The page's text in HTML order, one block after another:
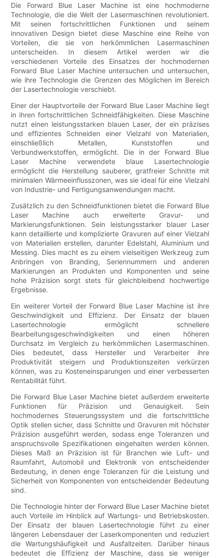
Die Forward Blue Laser Machine ist eine hochmoderne
Technologie, die die Welt der Lasermaschinen revolutioniert.
Mit seinen fortschrittlichen Funktionen und seinem
innovativen Design bietet diese Maschine eine Reihe von
Vorteilen, die sie von herkömmlichen Lasermaschinen
unterscheiden. In diesem Artikel werden wir die
verschiedenen Vorteile des Einsatzes der hochmodernen
Forward Blue Laser Machine untersuchen und untersuchen,
wie ihre Technologie die Grenzen des Möglichen im Bereich
der Lasertechnologie verschiebt.
Einer der Hauptvorteile der Forward Blue Laser Machine liegt
in ihren fortschrittlichen Schneidfähigkeiten. Diese Maschine
nutzt einen leistungsstarken blauen Laser, der ein präzises
und effizientes Schneiden einer Vielzahl von Materialien,
einschließlich Metallen, Kunststoffen und
Verbundwerkstoffen, ermöglicht. Die in der Forward Blue
Laser Machine verwendete blaue Lasertechnologie
ermöglicht die Herstellung sauberer, gratfreier Schnitte mit
minimalen Wärmeeinflusszonen, was sie ideal für eine Vielzahl
von Industrie- und Fertigungsanwendungen macht.
Zusätzlich zu den Schneidfunktionen bietet die Forward Blue
Laser Machine auch erweiterte Gravur- und
Markierungsfunktionen. Sein leistungsstarker blauer Laser
kann detaillierte und komplizierte Gravuren auf einer Vielzahl
von Materialien erstellen, darunter Edelstahl, Aluminium und
Messing. Dies macht es zu einem vielseitigen Werkzeug zum
Anbringen von Branding, Seriennummern und anderen
Markierungen an Produkten und Komponenten und seine
hohe Präzision sorgt stets für gleichbleibend hochwertige
Ergebnisse.
Ein weiterer Vorteil der Forward Blue Laser Machine ist ihre
Geschwindigkeit und Effizienz. Der Einsatz der blauen
Lasertechnologie ermöglicht schnellere
Bearbeitungsgeschwindigkeiten und einen höheren
Durchsatz im Vergleich zu herkömmlichen Lasermaschinen.
Dies bedeutet, dass Hersteller und Verarbeiter ihre
Produktivität steigern und Produktionszeiten verkürzen
können, was zu Kosteneinsparungen und einer verbesserten
Rentabilität führt.
Die Forward Blue Laser Machine bietet außerdem erweiterte
Funktionen für Präzision und Genauigkeit. Sein
hochmodernes Steuerungssystem und die fortschrittliche
Optik stellen sicher, dass Schnitte und Gravuren mit höchster
Präzision ausgeführt werden, sodass enge Toleranzen und
anspruchsvolle Spezifikationen eingehalten werden können.
Dieses Maß an Präzision ist für Branchen wie Luft- und
Raumfahrt, Automobil und Elektronik von entscheidender
Bedeutung, in denen enge Toleranzen für die Leistung und
Sicherheit von Komponenten von entscheidender Bedeutung
sind.
Die Technologie hinter der Forward Blue Laser Machine bietet
auch Vorteile im Hinblick auf Wartungs- und Betriebskosten.
Der Einsatz der blauen Lasertechnologie führt zu einer
längeren Lebensdauer der Laserkomponenten und reduziert
die Wartungshäufigkeit und Ausfallzeiten. Darüber hinaus
bedeutet die Effizienz der Maschine, dass sie weniger